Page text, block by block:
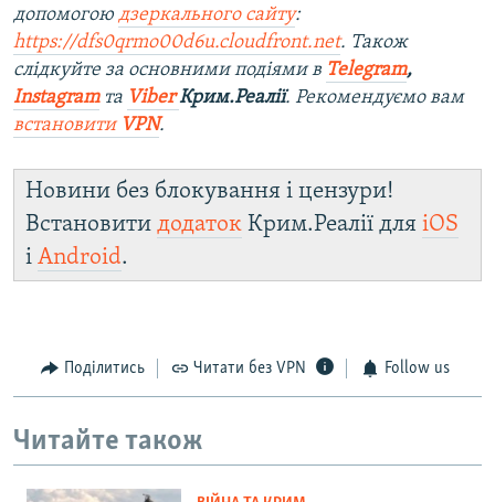
допомогою дзеркального сайту:
https://dfs0qrmo00d6u.cloudfront.net. Також
слідкуйте за основними подіями в Telegram,
Instagramта ViberКрим.Реалії. Рекомендуємо вам
встановити VPN.
Новини без блокування і цензури!
Встановити додаток Крим.Реалії для iOS
і Android.
Поділитись Читати без VPN Follow us
Читайте також